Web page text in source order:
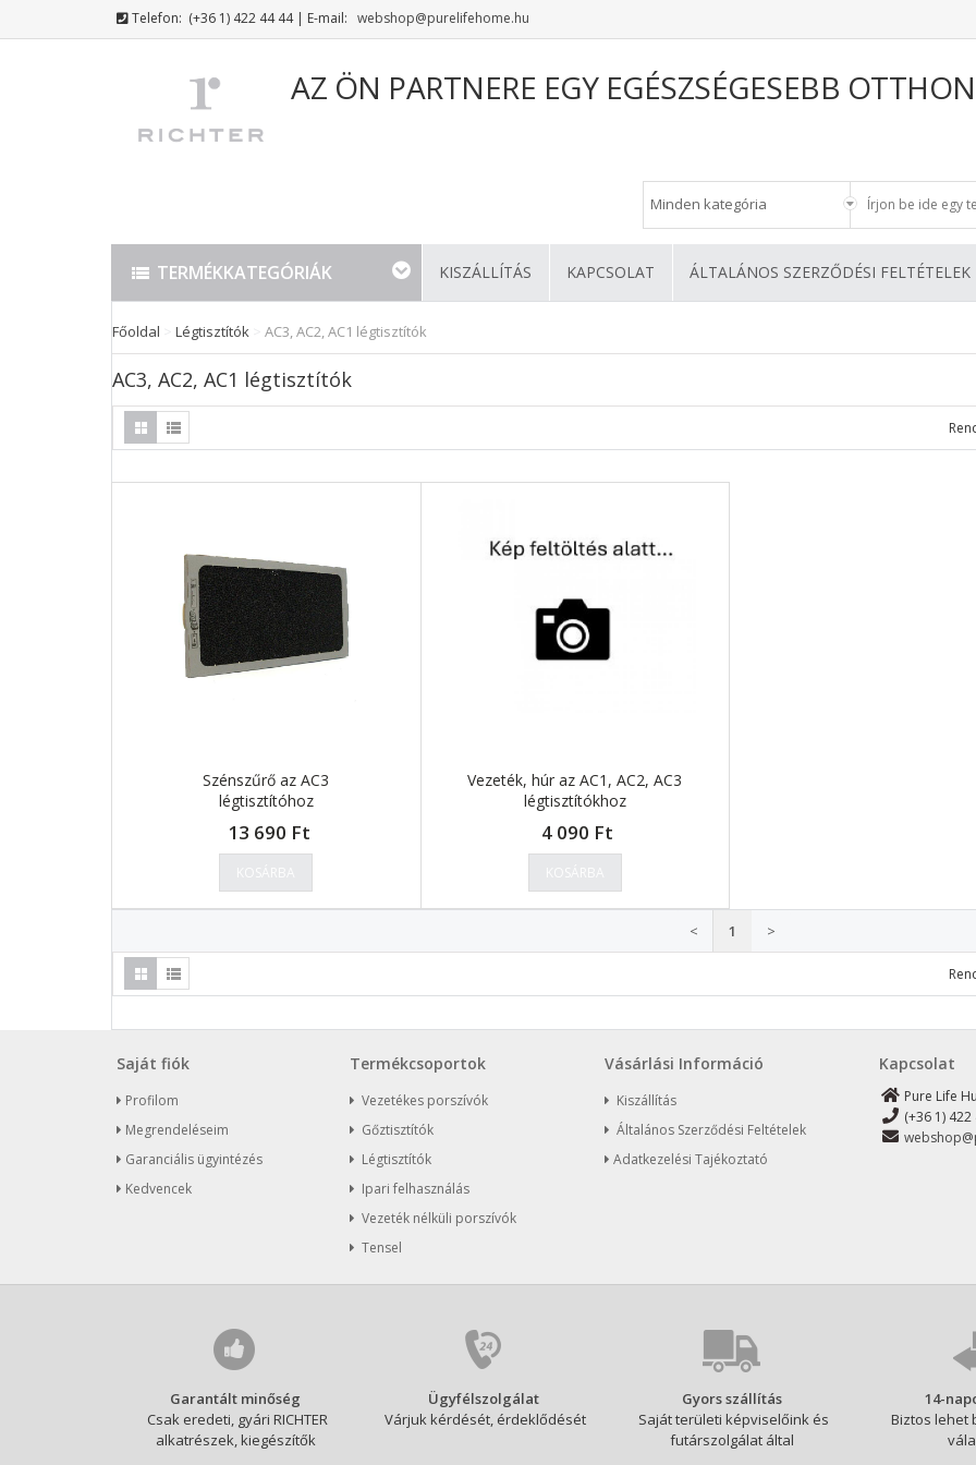
Telefon: (+36 1) 422 44 44| E-mail: webshop@purelifehome.hu
AZ ÖN PARTNERE EGY EGÉSZSÉGESEBB
TERMÉKKATEGÓRIÁK KISZÁLLÍTÁS KAPCSOLAT ÁLTALÁNOS SZERZŐDÉSI FELTÉTELEK
Főoldal Légtisztítók AC3, AC2, AC1 légtisztítók
AC3, AC2, AC1 légtisztítók
Szénszűrő az AC3
légtisztítóhoz
13 690 Ft
Vezeték, húr az AC1, AC2, AC3
légtisztítókhoz
4 090 Ft
< 1 >
Saját fiók
Profilom
Megrendeléseim
Garanciális ügyintézés
Kedvencek
Termékcsoportok
Vezetékes porszívók
Gőztisztítók
Légtisztítók
Ipari felhasználás
Vezeték nélküli porszívók
Tensel
Vásárlási Információ
Kiszállítás
Általános Szerződési Feltételek
Adatkezelési Tajékoztató
Kapcsolat
Pure Life
(+36 1) 422
Garantált minőség
Csak eredeti, gyári RICHTER
alkatrészek, kiegészítők
Ügyfélszolgálat
Várjuk kérdését, érdeklődését
Gyors szállítás
Saját területi képviselőink és
futárszolgálat által
14-
Biztos lehet